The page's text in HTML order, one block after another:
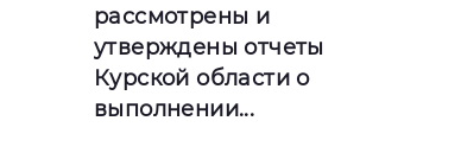
рассмотрены и
утверждены отчеты
Курской области о
выполнении...